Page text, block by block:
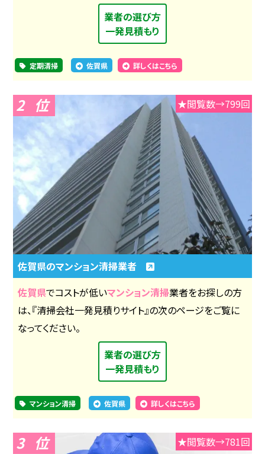
業者の選び方
一発見積もり
定期清掃 佐賀県 詳しくはこちら
2 ★閲覧数→799回
佐賀県のマンション清掃業者
佐賀県でコストが低いマンション清掃業者をお探しの方
は、『清掃会社一発見積りサイト』の次のページをご覧に
なってください。
業者の選び方
一発見積もり
マンション清掃 佐賀県 詳しくはこちら
3 ★閲覧数→781回